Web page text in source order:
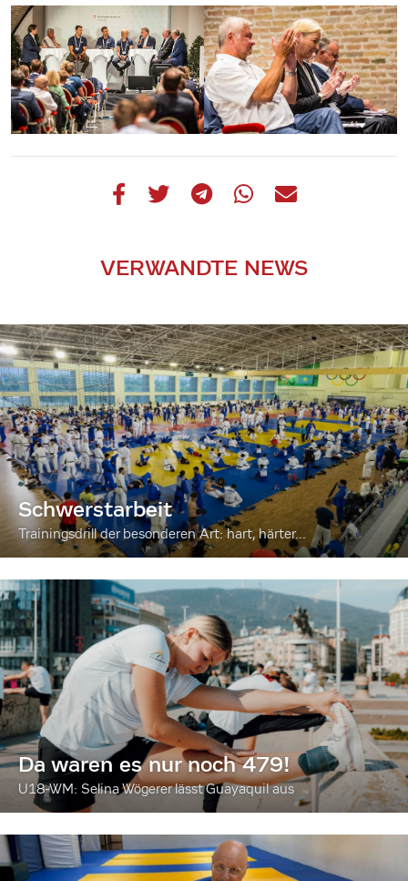
VERWANDTE NEWS
Schwerstarbeit
Trainingsdrill der besonderen Art: hart, härter...
Da waren es nur noch 479!
U18-WM: Selina Wögerer lässt Guayaquil aus